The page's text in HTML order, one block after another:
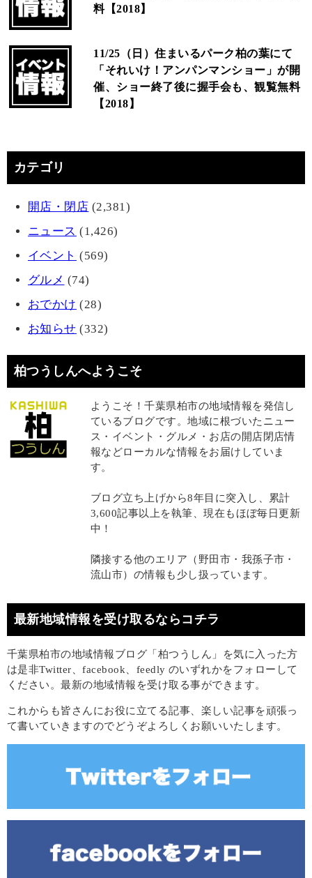
料【2018】
11/25（日）住まいるパーク柏の葉にて
「それいけ！アンパンマンショー」が開
催、ショー終了後に握手会も、観覧無料
【2018】
カテゴリ
開店・閉店 (2,381)
ニュース (1,426)
イベント (569)
グルメ (74)
おでかけ (28)
お知らせ (332)
柏つうしんへようこそ
ようこそ！千葉県柏市の地域情報を発信し
ているブログです。地域に根づいたニュー
ス・イベント・グルメ・お店の開店閉店情
報などローカルな情報をお届けしていま
す。
ブログ立ち上げから8年目に突入し、累計
3,600記事以上を執筆、現在もほぼ毎日更新
中！
隣接する他のエリア（野田市・我孫子市・
流山市）の情報も少し扱っています。
最新地域情報を受け取るならコチラ
千葉県柏市の地域情報ブログ「柏つうしん」を気に入った方
は是非Twitter、facebook、feedly のいずれかをフォローして
ください。最新の地域情報を受け取る事ができます。
これからも皆さんにお役に立てる記事、楽しい記事を頑張っ
て書いていきますのでどうぞよろしくお願いいたします。